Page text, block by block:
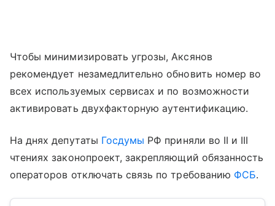
Чтобы минимизировать угрозы, Аксянов
рекомендует незамедлительно обновить номер во
всех используемых сервисах и по возможности
активировать двухфакторную аутентификацию.
На днях депутаты Госдумы РФ приняли во II и III
чтениях законопроект, закрепляющий обязанность
операторов отключать связь по требованию ФСБ.